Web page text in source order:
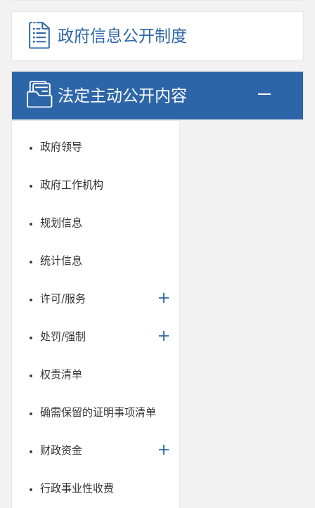
政府信息公开制度
法定主动公开内容
政府领导
政府工作机构
规划信息
统计信息
许可/服务
处罚/强制
权责清单
确需保留的证明事项清单
财政资金
行政事业性收费